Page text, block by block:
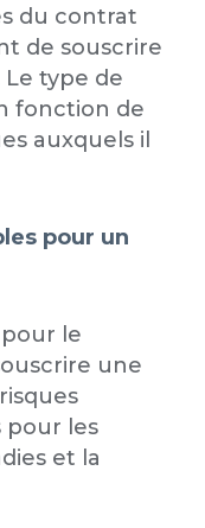
du contrat
de souscrire
type de
fonction de
auxquels il
pour un
le
une
pour les
et la